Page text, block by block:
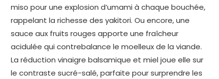
miso pour une explosion d’umami à chaque bouchée,
rappelant la richesse des yakitori. Ou encore, une
sauce aux fruits rouges apporte une fraîcheur
acidulée qui contrebalance le moelleux de la viande.
La réduction vinaigre balsamique et miel joue elle sur
le contraste sucré-salé, parfaite pour surprendre les